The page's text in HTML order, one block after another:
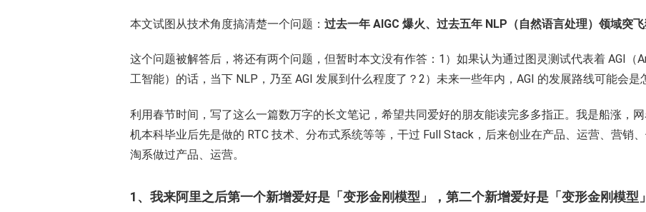
本文试图从技术角度搞清楚一个问题： 过去一年 AIGC 爆火、过去五年 NLP（自然语言处理）领域突
这个问题被解答后，将还有两个问题，但暂时本文没有作答：1）如果认为通过图灵测试代表着 AGI（
工智能）的话，当下 NLP，乃至 AGI 发展到什么程度了？2）未来一些年内，AGI 的发展路线可能会是
利用春节时间，写了这么一篇数万字的长文笔记，希望共同爱好的朋友能读完多多指正。我是船涨，
机本科毕业后先是做的 RTC 技术、分布式系统等等，干过 Full Stack，后来创业在产品、运营、营销
淘系做过产品、运营。
1、我来阿里之后第一个新增爱好是「变形金刚模型」，第二个新增爱好是「变形金刚模型」